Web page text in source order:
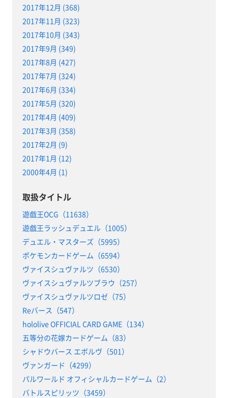
2017年12月 (368)
2017年11月 (323)
2017年10月 (343)
2017年9月 (349)
2017年8月 (427)
2017年7月 (324)
2017年6月 (334)
2017年5月 (320)
2017年4月 (409)
2017年3月 (358)
2017年2月 (9)
2017年1月 (12)
2000年4月 (1)
取扱タイトル
遊戯王OCG（11638）
遊戯王ラッシュデュエル（1005）
デュエル・マスターズ（5995）
ポケモンカードゲーム（6594）
ヴァイスシュヴァルツ（6530）
ヴァイスシュヴァルツブラウ（257）
ヴァイスシュヴァルツロゼ（75）
Reバース（547）
hololive OFFICIAL CARD GAME（134）
五等分の花嫁カードゲーム（83）
シャドウバース エボルヴ（501）
ヴァンガード（4299）
パルワールド オフィシャルカードゲーム（2）
バトルスピリッツ（3459）